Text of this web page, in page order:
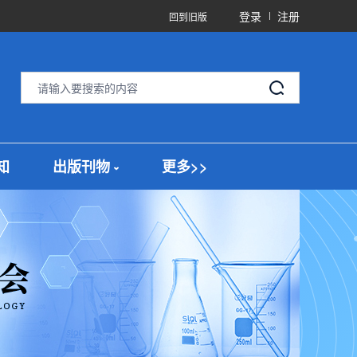
回到旧版 登录 注册
出版刊物 更多>>